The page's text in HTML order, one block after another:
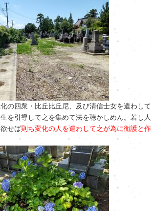
の四衆・比丘比丘尼、及び清信士女を遣わして
を引導して之を集めて法を聴かしめん。若し人
せば則ち変化の人を遣わして之が為に衛護と作